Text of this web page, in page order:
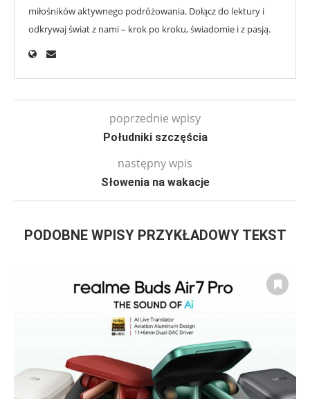
miłośników aktywnego podróżowania. Dołącz do lektury i
odkrywaj świat z nami – krok po kroku, świadomie i z pasją.
poprzednie wpisy
Południki szczęścia
następny wpis
Słowenia na wakacje
PODOBNE WPISY PRZYKŁADOWY TEKST